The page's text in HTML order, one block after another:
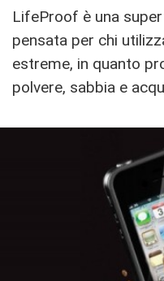
LifeProof è una
pensata per chi
estreme, in quanto
polvere, sabbia e